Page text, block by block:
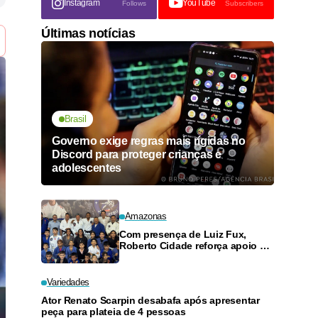
Instagram Follows YouTube Subscribers
Últimas notícias
Brasil
Governo exige regras mais rígidas no
Discord para proteger crianças e
adolescentes
Amazonas
Com presença de Luiz Fux,
Roberto Cidade reforça apoio a
Variedades
Ator Renato Scarpin desabafa após apresentar
peça para plateia de 4 pessoas